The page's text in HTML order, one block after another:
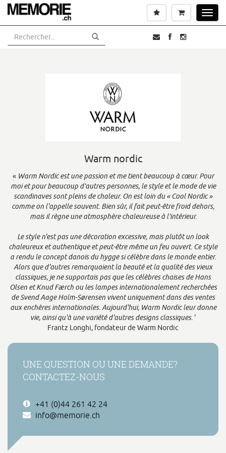
Aller
contenu
principal
Panier
Liste de souhaits
Warm nordic
« Warm Nordic est une passion et me tient beaucoup à cœur. Pour
moi et pour beaucoup d’autres personnes, le style et le mode de vie
scandinaves sont pleins de chaleur. On est loin du « Cool Nordic »
comme on l'appelle souvent. Bien sûr, il fait peut-être froid dehors,
mais il règne une atmosphère chaleureuse à l’intérieur.
Le style n'est pas une décoration excessive, mais plutôt un look
chaleureux et authentique et peut-être même un feu ouvert. Ce style
a rendu le concept danois du hygge si célèbre dans le monde entier.
Alors que d'autres remarquaient la beauté et la qualité des vieux
classiques, je ne supportais pas que les célèbres chaises de Hans
Olsen et Knud Færch ou les lampes internationalement recherchées
de Svend Aage Holm-Sørensen vivent uniquement dans des ventes
aux enchères internationales. Aujourd'hui, Warm Nordic leur donne
vie, ainsi qu'à une variété d'autres designs classiques. '
Frantz Longhi, fondateur de Warm Nordic
UNE QUESTION OU UNE DEMANDE?
CONTACTEZ-NOUS
+41 (0)44 261 42 24
info@memorie.ch